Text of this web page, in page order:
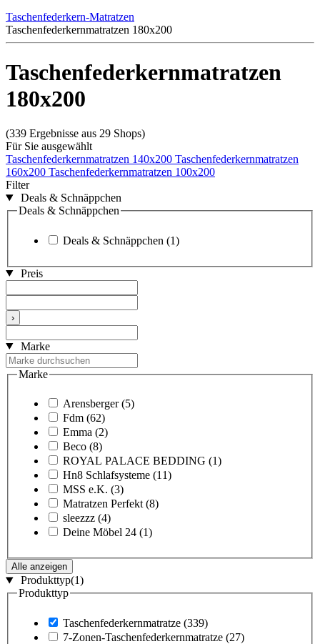
Taschenfederkern-Matratzen
Taschenfederkernmatratzen 180x200
Taschenfederkernmatratzen
180x200
(339 Ergebnisse aus 29 Shops)
Für Sie ausgewählt
Taschenfederkernmatratzen 140x200 Taschenfederkernmatratzen
160x200 Taschenfederkernmatratzen 100x200
Filter
Deals & Schnäppchen
Deals & Schnäppchen
Deals & Schnäppchen (1)
Preis
›
Marke
Marke
Arensberger (5)
Fdm (62)
Emma (2)
Beco (8)
ROYAL PALACE BEDDING (1)
Hn8 Schlafsysteme (11)
MSS e.K. (3)
Matratzen Perfekt (8)
sleezzz (4)
Deine Möbel 24 (1)
Alle anzeigen
Produkttyp(1)
Produkttyp
Taschenfederkernmatratze (339)
7-Zonen-Taschenfederkernmatratze (27)